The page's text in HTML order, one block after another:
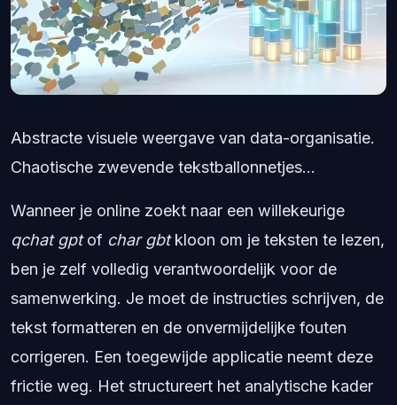
Abstracte visuele weergave van data-organisatie.
Chaotische zwevende tekstballonnetjes...
Wanneer je online zoekt naar een willekeurige
qchat gptof char gbtkloon om je teksten te lezen,
ben je zelf volledig verantwoordelijk voor de
samenwerking. Je moet de instructies schrijven, de
tekst formatteren en de onvermijdelijke fouten
corrigeren. Een toegewijde applicatie neemt deze
frictie weg. Het structureert het analytische kader